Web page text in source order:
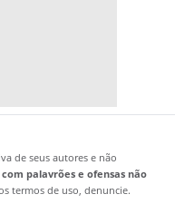
de seus autores e não
palavrões e ofensas não
termos de uso, denuncie.